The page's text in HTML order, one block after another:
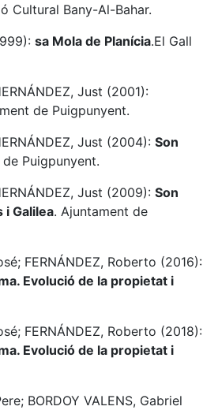
Cultural Bany-Al-Bahar.
sa Mola de Planícia.El Gall
Just (2001):
de Puigpunyent.
Just (2004): Son
Puigpunyent.
Just (2009): Son
i Galilea. Ajuntament de
FERNÁNDEZ, Roberto (2016):
Evolució de la propietat i
FERNÁNDEZ, Roberto (2018):
Evolució de la propietat i
BORDOY VALENS, Gabriel